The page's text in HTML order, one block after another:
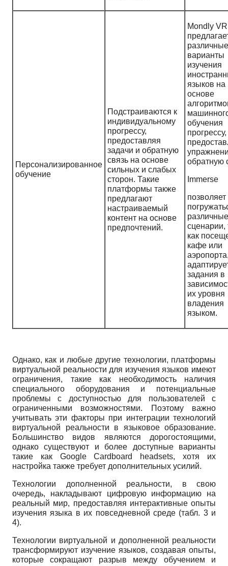
Персонализированное
обучение
Подстраиваются к
индивидуальному
прогрессу,
предоставляя
задачи и обратную
связь на основе
сильных и слабых
сторон. Такие
платформы также
предлагают
настраиваемый
контент на основе
предпочтений.
Mondly VR
различные
варианты
изучения
языков на
основе
обучения
прогрессу,
обратную
Immerse
позволяет
различные
сценарии,
как
кафе или
задания в
их уровня
владения
языком.
Однако, как и любые другие технологии, платформы
виртуальной реальности для изучения языков имеют
ограничения, такие как необходимость наличия
специального оборудования и потенциальные
проблемы с доступностью для пользователей с
ограниченными возможностями. Поэтому важно
учитывать эти факторы при интеграции технологий
виртуальной реальности в языковое образование.
Большинство видов являются дорогостоящими,
однако существуют и более доступные варианты
такие как Google Cardboard headsets, хотя их
настройка также требует дополнительных усилий.
Технологии дополненной реальности, в свою
очередь, накладывают цифровую информацию на
реальный мир, предоставляя интерактивные опыты
изучения языка в их повседневной среде (табл. 3 и
4).
Технологии виртуальной и дополненной реальности
трансформируют изучение языков, создавая опыты,
которые сокращают разрыв между обучением и